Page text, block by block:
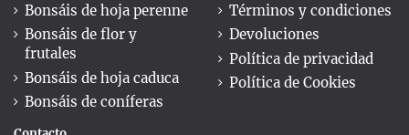
Bonsáis de hoja perenne
Bonsáis de flor y
frutales
Bonsáis de hoja caduca
Bonsáis de coníferas
Términos y condiciones
Devoluciones
Política de privacidad
Política de Cookies